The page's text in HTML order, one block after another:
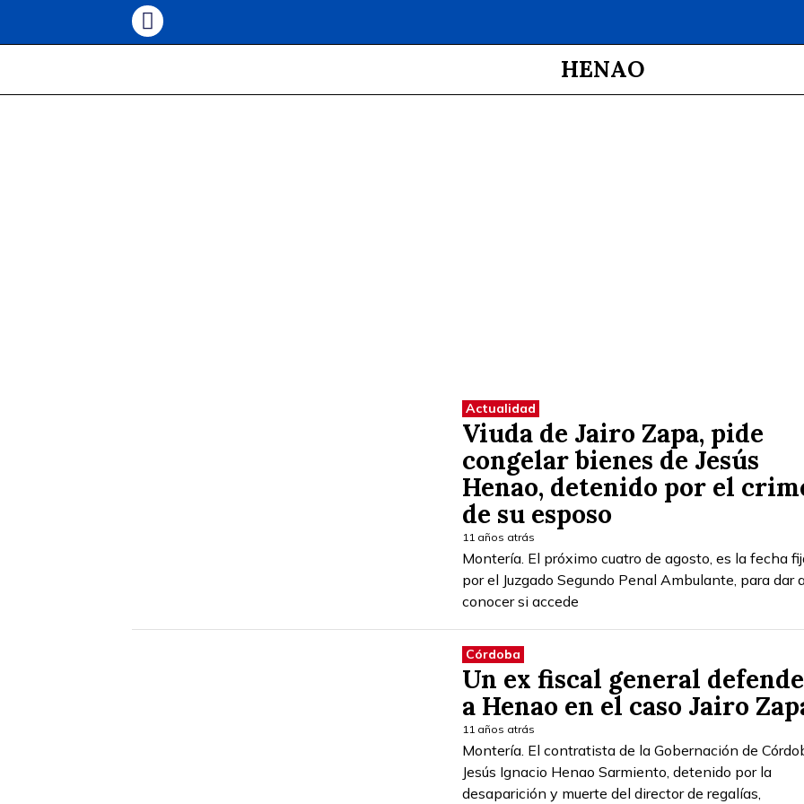
HENAO
Actualidad
Viuda de Jairo Zapa, pide
congelar bienes de Jesús
Henao, detenido por el
de su esposo
11 años atrás
Montería. El próximo cuatro de agosto, es la fecha
por el Juzgado Segundo Penal Ambulante, para dar
conocer si accede
Córdoba
Un ex fiscal general
a Henao en el caso Jairo
11 años atrás
Montería. El contratista de la Gobernación de
Jesús Ignacio Henao Sarmiento, detenido por la
desaparición y muerte del director de regalías,